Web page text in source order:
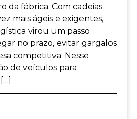
da fábrica. Com cadeias
mais ágeis e exigentes,
virou um passo
no prazo, evitar gargalos
competitiva. Nesse
de veículos para